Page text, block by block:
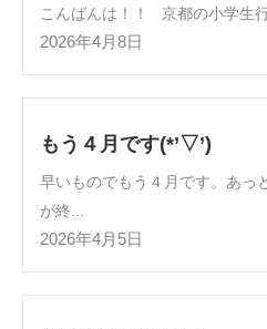
こんばんは！！ 京都の小学生
2026年4月8日
もう４月です(*’▽’)
早いものでもう４月です。あっ
が終...
2026年4月5日